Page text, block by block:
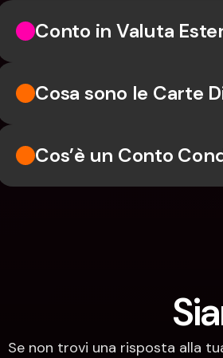
Conto in Valuta
Cosa sono le Carte
Cos’è un Conto
Se non trovi una risposta alla